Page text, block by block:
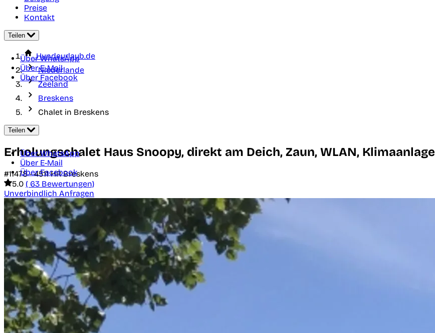
Preise
Kontakt
Teilen
Über WhatsApp
Über E-Mail
Über Facebook
Hundeurlaub.de
Niederlande
Zeeland
Breskens
Chalet in Breskens
Teilen
Über WhatsApp
Über E-Mail
Über Facebook
Erholungschalet Haus Snoopy, direkt am Deich, Zaun, WLAN, Klimaanlage
#11478 -4511 HRBreskens
5.0 ( 63 Bewertungen)
Unverbindlich Anfragen